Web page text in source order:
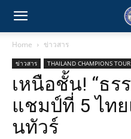
Home ข่าวสาร
ข่าวสาร THAILAND CHAMPIONS TOUR
เหนือชั้น! “ธร
แชมป์ที่ 5 ไท
นทัวร์